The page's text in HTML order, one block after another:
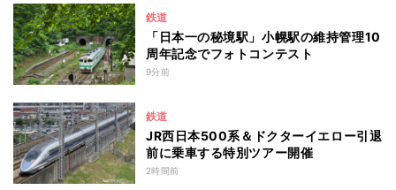
鉄道
「日本一の秘境駅」小幌駅の維持管理10
周年記念でフォトコンテスト
9分前
鉄道
JR西日本500系＆ドクターイエロー引退
前に乗車する特別ツアー開催
2時間前